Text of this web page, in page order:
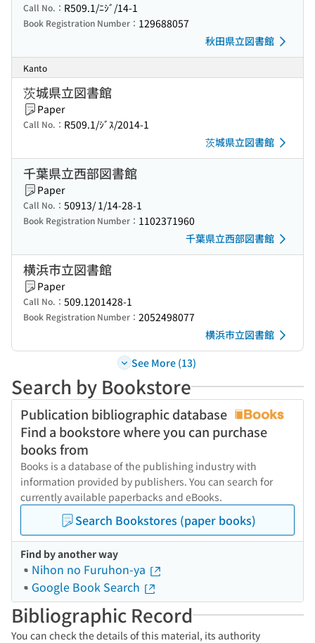
Call No.： R509.1/ﾆｼﾞ/14-1
Book Registration Number： 129688057
秋田県立図書館
Kanto
茨城県立図書館
Paper
Call No.： R509.1/ｼﾞｽ/2014-1
茨城県立図書館
千葉県立西部図書館
Paper
Call No.： 50913/ 1/14-28-1
Book Registration Number： 1102371960
千葉県立西部図書館
横浜市立図書館
Paper
Call No.： 509.1201428-1
Book Registration Number： 2052498077
横浜市立図書館
See More (13)
Search by Bookstore
Publication bibliographic database
Find a bookstore where you can purchase
books from
Books is a database of the publishing industry with
information provided by publishers. You can search for
currently available paperbacks and eBooks.
Search Bookstores (paper books)
Find by another way
Nihon no Furuhon-ya
Google Book Search
Bibliographic Record
You can check the details of this material, its authority